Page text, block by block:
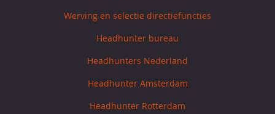
Werving en selectie directiefuncties
Headhunter bureau
Headhunters Nederland
Headhunter Amsterdam
Headhunter Rotterdam